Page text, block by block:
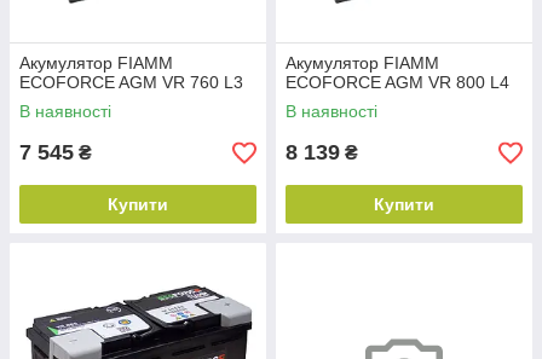
Акумулятор FIAMM
ECOFORCE AGM VR 760 L3
В наявності
7 545 ₴
Купити
Акумулятор FIAMM
ECOFORCE AGM VR 800 L4
В наявності
8 139 ₴
Купити